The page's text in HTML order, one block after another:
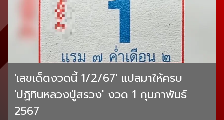
'เลขเด็ดงวดนี้ 1/2/67' แปลมาให้ครบ
'ปฏิทินหลวงปู่สรวง' งวด 1 กุมภาพันธ์
2567